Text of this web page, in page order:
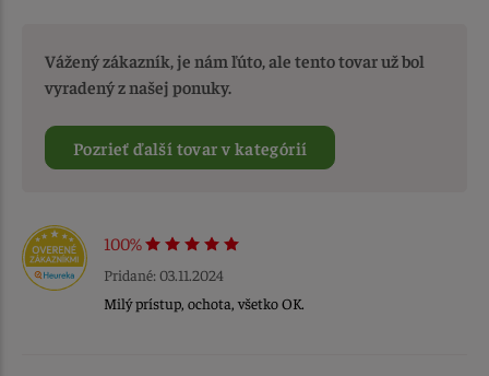
Vážený zákazník, je nám ľúto, ale tento tovar už bol
vyradený z našej ponuky.
Pozrieť ďalší tovar v kategórií
100%
Pridané: 03.11.2024
Milý prístup, ochota, všetko OK.